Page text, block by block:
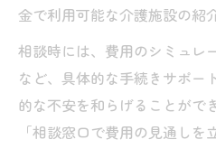
金で利用可能な介護施設の紹
相談時には、費用のシミュレ
など、具体的な手続きサポー
的な不安を和らげることがで
「相談窓口で費用の見通し